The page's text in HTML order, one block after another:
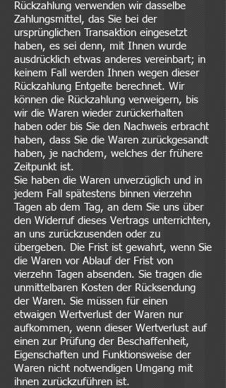
Rückzahlung verwenden wir dasselbe
Zahlungsmittel, das Sie bei der
ursprünglichen Transaktion eingesetzt
haben, es sei denn, mit Ihnen wurde
ausdrücklich etwas anderes vereinbart; in
keinem Fall werden Ihnen wegen dieser
Rückzahlung Entgelte berechnet. Wir
können die Rückzahlung verweigern, bis
wir die Waren wieder zurückerhalten
haben oder bis Sie den Nachweis erbracht
haben, dass Sie die Waren zurückgesandt
haben, je nachdem, welches der frühere
Zeitpunkt ist.
Sie haben die Waren unverzüglich und in
jedem Fall spätestens binnen vierzehn
Tagen ab dem Tag, an dem Sie uns über
den Widerruf dieses Vertrags unterrichten,
an uns zurückzusenden oder zu
übergeben. Die Frist ist gewahrt, wenn Sie
die Waren vor Ablauf der Frist von
vierzehn Tagen absenden. Sie tragen die
unmittelbaren Kosten der Rücksendung
der Waren. Sie müssen für einen
etwaigen Wertverlust der Waren nur
aufkommen, wenn dieser Wertverlust auf
einen zur Prüfung der Beschaffenheit,
Eigenschaften und Funktionsweise der
Waren nicht notwendigen Umgang mit
ihnen zurückzuführen ist.